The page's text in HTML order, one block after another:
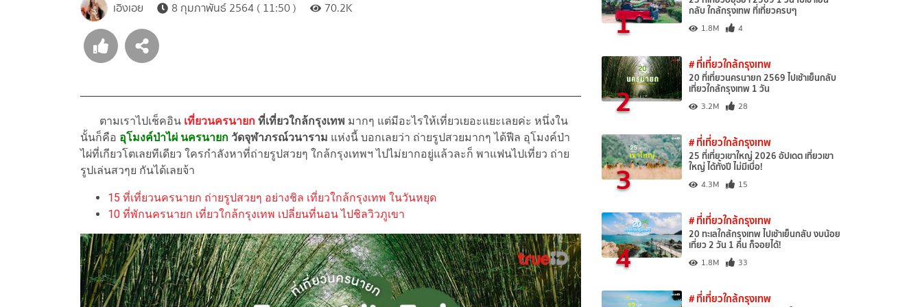
เอิงเอย 8 กุมภาพันธ์ 2564 ( 11:50 ) 70.2K
ตามเราไปเช็คอิน เที่ยวนครนายก ที่เที่ยวใกล้กรุงเทพ มากๆ แต่มีอะไรให้เที่ยวเยอะแยะเลยค่ะ หนึ่งใน
นั้นก็คือ อุโมงค์ป่าไผ่ นครนายก วัดจุฬาภรณ์วนาราม แห่งนี้ บอกเลยว่า ถ่ายรูปสวยมากๆ ได้ฟีล อุโมงค์ป่า
ไผ่ที่เกียวโตเลยทีเดียว ใครกำลังหาที่ถ่ายรูปสวยๆ ใกล้กรุงเทพฯ ไปไม่ยากอยู่แล้วละก็ พาแฟนไปเที่ยว ถ่าย
รูปเล่นสวๆย กันได้เลยจ้า
15 ที่เที่ยวนครนายก ถ่ายรูปสวยๆ อย่างชิล เที่ยวใกล้กรุงเทพ ในวันหยุด
10 ที่พักนครนายก เที่ยวใกล้กรุงเทพ เปลี่ยนที่นอน ไปชิลวิวภูเขา
1 กลับ ใกล้กรุงเทพ ที่เที่ยวครบๆ
1.8M 4
2
# ที่เที่ยวใกล้กรุงเทพ
20 ที่เที่ยวนครนายก 2569 ไปเช้าเย็นกลับ
เที่ยวใกล้กรุงเทพ 1 วัน
3.2M 28
3
# ที่เที่ยวใกล้กรุงเทพ
25 ที่เที่ยวเขาใหญ่ 2026 อัปเดต เที่ยวเขา
ใหญ่ ได้ทั้งปี ไม่มีเบื่อ!
4.3M 15
4
# ที่เที่ยวใกล้กรุงเทพ
20 ทะเลใกล้กรุงเทพ ไปเช้าเย็นกลับ งบน้อย
เที่ยว 2 วัน 1 คืน ก็จอยได้!
1.8M 33
# ที่เที่ยวใกล้กรุงเทพ